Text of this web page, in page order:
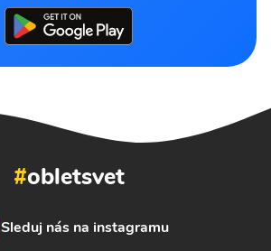
#obletsvet
Sleduj nás na instagramu